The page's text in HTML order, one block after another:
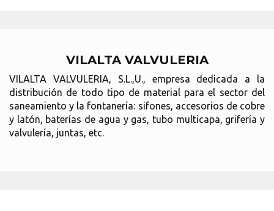
VILALTA VALVULERIA
VILALTA VALVULERIA, S.L.,U., empresa dedicada a la
distribución de todo tipo de material para el sector del
saneamiento y la fontanería: sifones, accesorios de cobre
y latón, baterías de agua y gas, tubo multicapa, grifería y
valvulería, juntas, etc.